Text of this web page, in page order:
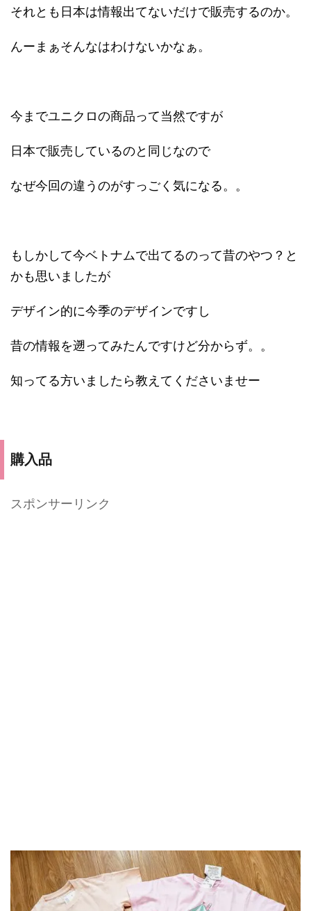
それとも日本は情報出てないだけで販売するのか。
んーまぁそんなはわけないかなぁ。
今までユニクロの商品って当然ですが
日本で販売しているのと同じなので
なぜ今回の違うのがすっごく気になる。。
もしかして今ベトナムで出てるのって昔のやつ？と
かも思いましたが
デザイン的に今季のデザインですし
昔の情報を遡ってみたんですけど分からず。。
知ってる方いましたら教えてくださいませー
購入品
スポンサーリンク